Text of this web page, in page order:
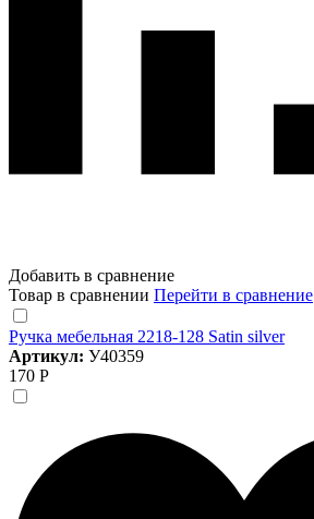
Добавить в сравнение
Товар в сравнении Перейти в сравнение
Ручка мебельная 2218-128 Satin silver
Артикул: У40359
170 Р